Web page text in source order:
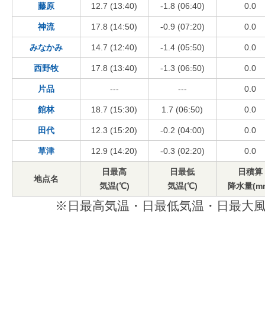
藤原 12.7 (13:40) -1.8 (06:40) 0.0
神流 17.8 (14:50) -0.9 (07:20) 0.0
みなかみ 14.7 (12:40) -1.4 (05:50) 0.0
西野牧 17.8 (13:40) -1.3 (06:50) 0.0
片品 --- --- 0.0
館林 18.7 (15:30) 1.7 (06:50) 0.0
田代 12.3 (15:20) -0.2 (04:00) 0.0
草津 12.9 (14:20) -0.3 (02:20) 0.0
地点名
日最高
気温(℃)
日最低
気温(℃)
日積算
降水量
※日最高気温・日最低気温・日最大